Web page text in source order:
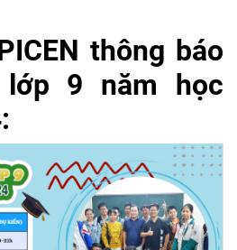
thông báo
lớp 9 năm học